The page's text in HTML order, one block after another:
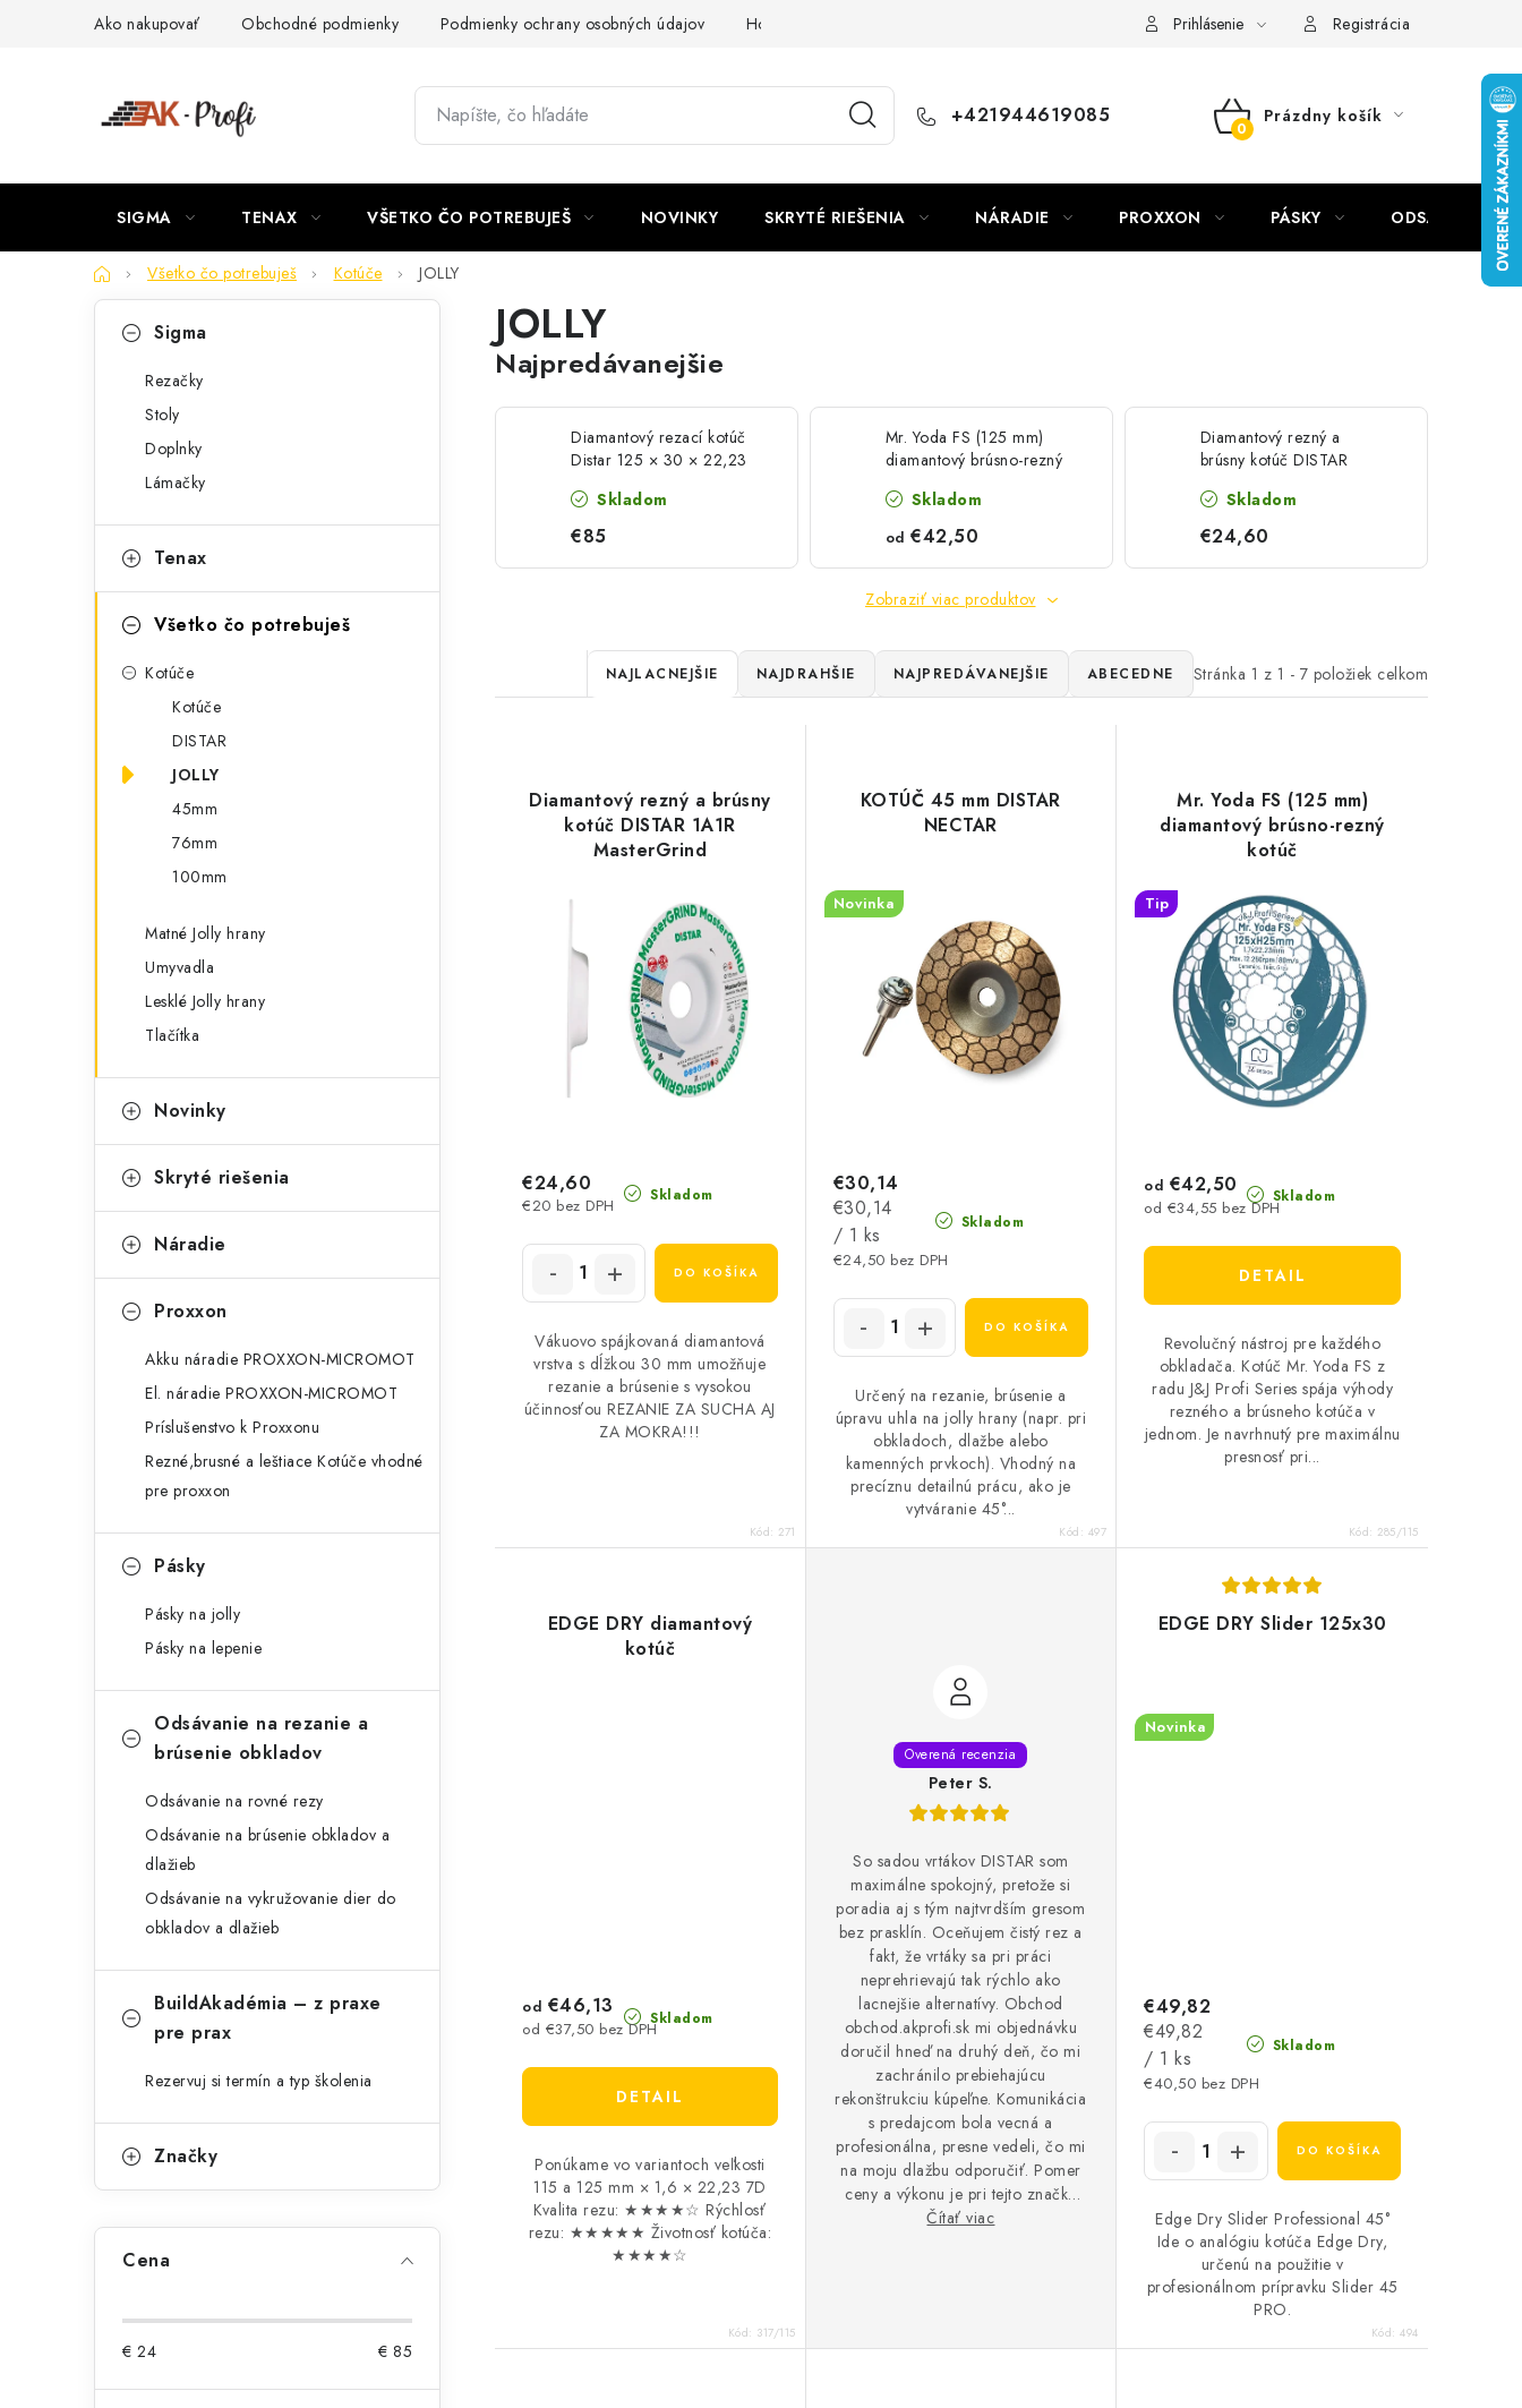
Ako nakupovať Obchodné podmienky Podmienky ochrany osobných údajov Hodnotenie obchodu Prihlásenie Registrácia
+421944619085
NÁKUPNÝ
KOŠÍK
Prázdny košík
SIGMA TENAX VŠETKO ČO POTREBUJEŠ NOVINKY SKRYTÉ RIEŠENIA NÁRADIE PROXXON PÁSKY ODSÁVANIE
DomovVšetko čo potrebuješ Kotúče JOLLY
B
p
a
Preskočiť
kategórie
K
i
Sigma
Rezačky
Stoly
Doplnky
Lámačky
Tenax
Všetko čo potrebuješ
Kotúče
Kotúče
DISTAR
JOLLY
45mm
76mm
100mm
Matné Jolly hrany
Umyvadla
Lesklé Jolly hrany
Tlačítka
Novinky
Skryté riešenia
Náradie
Proxxon
Akku náradie PROXXON-MICROMOT
El. náradie PROXXON-MICROMOT
Príslušenstvo k Proxxonu
Rezné,brusné a leštiace Kotúče vhodné
pre proxxon
Pásky
Pásky na jolly
Pásky na lepenie
Odsávanie na rezanie a
brúsenie obkladov
Odsávanie na rovné rezy
Odsávanie na brúsenie obkladov a
dlažieb
Odsávanie na vykružovanie dier do
obkladov a dlažieb
BuildAkadémia – z praxe
pre prax
Rezervuj si termín a typ školenia
Značky
Cena
€ 24 € 85
JOLLY
Najpredávanejšie
Diamantový rezací kotúč
Distar 125 × 30 × 22,23
Skladom
€85
Mr. Yoda FS (125 mm)
diamantový brúsno-rezný
Skladom
od €42,50
Diamantový rezný a
brúsny kotúč DISTAR
Skladom
€24,60
Zobraziť viac produktov
Stránka 1 z 1 - 7 položiek celkom
R
a
e
n
p
o
k
t
o
v
NAJLACNEJŠIE NAJDRAHŠIE NAJPREDÁVANEJŠIE ABECEDNE
Diamantový rezný a brúsny
kotúč DISTAR 1A1R
MasterGrind
Skladom
€20 bez DPH
€24,60
DO KOŠÍKA
Vákuovo spájkovaná diamantová
vrstva s dĺžkou 30 mm umožňuje
rezanie a brúsenie s vysokou
účinnosťou REZANIE ZA SUCHA AJ
ZA MOKRA!!!
Kód: 271
KOTÚČ 45 mm DISTAR
NECTAR
Novinka
Skladom
€24,50 bez DPH
€30,14
Jednotková
cena:
€30,14
/ 1 ks
DO KOŠÍKA
Určený na rezanie, brúsenie a
úpravu uhla na jolly hrany (napr. pri
obkladoch, dlažbe alebo
kamenných prvkoch). Vhodný na
precíznu detailnú prácu, ako je
vytváranie 45°...
Kód: 497
Mr. Yoda FS (125 mm)
diamantový brúsno-rezný
kotúč
Tip
Skladom
od €34,55 bez DPH
od €42,50
DETAIL
Revolučný nástroj pre každého
obkladača. Kotúč Mr. Yoda FS z
radu J&J Profi Series spája výhody
rezného a brúsneho kotúča v
jednom. Je navrhnutý pre maximálnu
presnosť pri...
Kód: 285/115
EDGE DRY diamantový
kotúč
Skladom
od €37,50 bez DPH
od €46,13
DETAIL
Ponúkame vo variantoch veľkosti
115 a 125 mm × 1,6 × 22,23 7D
Kvalita rezu: ★★★★☆ Rýchlosť
rezu: ★★★★★ Životnosť kotúča:
★★★★☆
Kód: 317/115
Peter S.
So sadou vrtákov DISTAR som
maximálne spokojný, pretože si
poradia aj s tým najtvrdším gresom
bez prasklín. Oceňujem čistý rez a
fakt, že vrtáky sa pri práci
neprehrievajú tak rýchlo ako
lacnejšie alternatívy. Obchod
obchod.akprofi.sk mi objednávku
doručil hneď na druhý deň, čo mi
zachránilo prebiehajúcu
rekonštrukciu kúpeľne. Komunikácia
s predajcom bola vecná a
profesionálna, presne vedeli, čo mi
na moju dlažbu odporučiť. Pomer
ceny a výkonu je pri tejto značke
bezkonkurenčný, ak hľadáte
Čítať viac
EDGE DRY Slider 125x30
Novinka
Skladom
€40,50 bez DPH
€49,82
Jednotková
cena:
€49,82
/ 1 ks
DO KOŠÍKA
Edge Dry Slider Professional 45°
Ide o analógiu kotúča Edge Dry,
určenú na použitie v
profesionálnom prípravku Slider 45
PRO.
Kód:494